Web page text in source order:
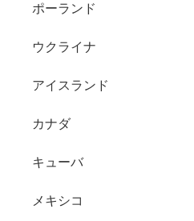
ポーランド
ウクライナ
アイスランド
カナダ
キューバ
メキシコ